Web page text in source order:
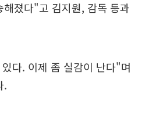
해졌다"고 김지원, 감독 등과
다. 이제 좀 실감이 난다"며
.